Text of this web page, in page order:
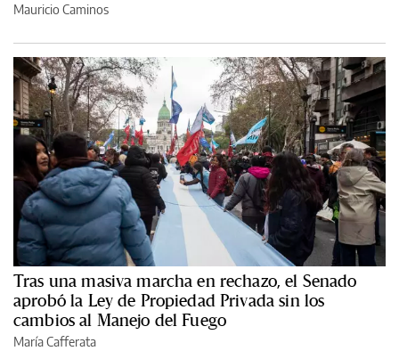
Mauricio Caminos
Tras una masiva marcha en rechazo, el Senado
aprobó la Ley de Propiedad Privada sin los
cambios al Manejo del Fuego
María Cafferata